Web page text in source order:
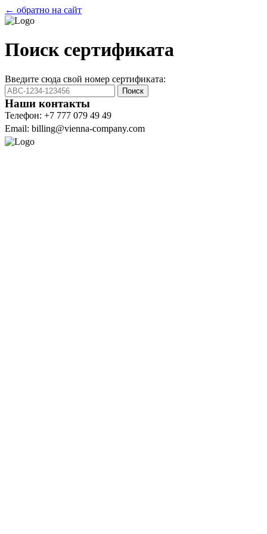
← обратно на сайт
Поиск сертификата
Введите сюда свой номер сертификата:
Поиск
Наши контакты
Телефон: +7 777 079 49 49
Email: billing@vienna-company.com